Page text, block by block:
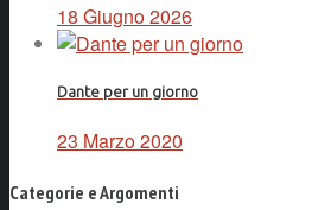
18 Giugno 2026
Dante per un giorno
23 Marzo 2020
Categorie e Argomenti